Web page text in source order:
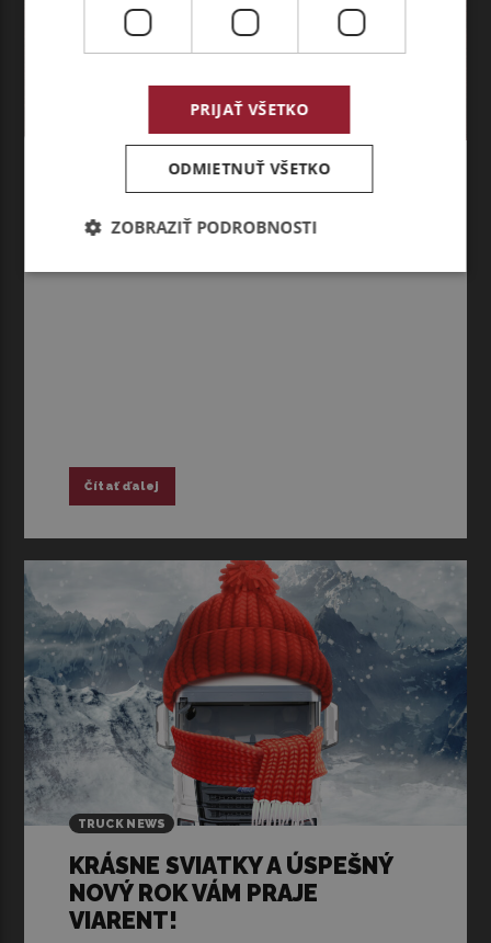
KRÁSNE SVIATKY A ÚSPEŠNÝ
VIARENT!
Čítať ďalej
TRUCK NEWS
KRÁSNE SVIATKY A ÚSPEŠNÝ
NOVÝ ROK VÁM PRAJE
VIARENT!
PRIJAŤ VŠETKO
ODMIETNUŤ VŠETKO
ZOBRAZIŤ PODROBNOSTI